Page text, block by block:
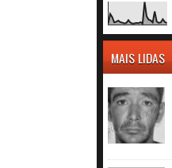
MAIS LIDAS